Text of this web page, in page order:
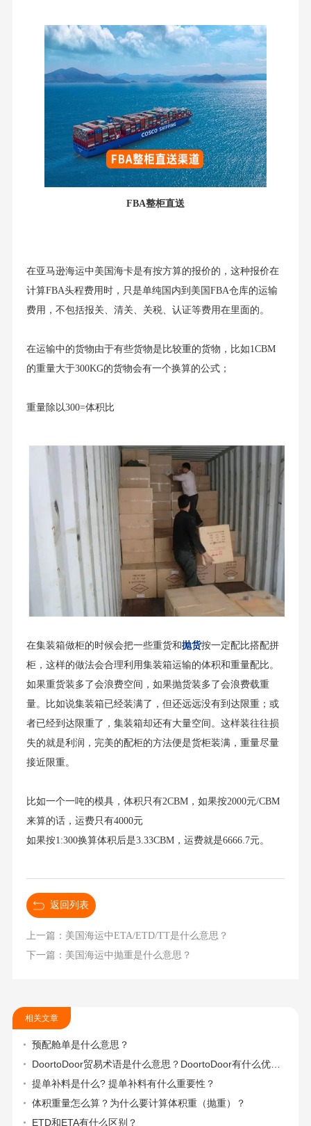
FBA整柜直送
在亚马逊海运中美国海卡是有按方算的报价的，这种报价在
计算FBA头程费用时，只是单纯国内到美国FBA仓库的运输
费用，不包括报关、清关、关税、认证等费用在里面的。
在运输中的货物由于有些货物是比较重的货物，比如1CBM
的重量大于300KG的货物会有一个换算的公式；
重量除以300=体积比
在集装箱做柜的时候会把一些重货和抛货按一定配比搭配拼
柜，这样的做法会合理利用集装箱运输的体积和重量配比。
如果重货装多了会浪费空间，如果抛货装多了会浪费载重
量。比如说集装箱已经装满了，但还远远没有到达限重；或
者已经到达限重了，集装箱却还有大量空间。这样装往往损
失的就是利润，完美的配柜的方法便是货柜装满，重量尽量
接近限重。
比如一个一吨的模具，体积只有2CBM，如果按2000元/CBM
来算的话，运费只有4000元
如果按1:300换算体积后是3.33CBM，运费就是6666.7元。
返回列表
上一篇：美国海运中ETA/ETD/TT是什么意思？
下一篇：美国海运中抛重是什么意思？
相关文章
预配舱单是什么意思？
DoortoDoor贸易术语是什么意思？DoortoDoor有什么优势？
提单补料是什么? 提单补料有什么重要性？
体积重量怎么算？为什么要计算体积重（抛重）？
ETD和ETA有什么区别？